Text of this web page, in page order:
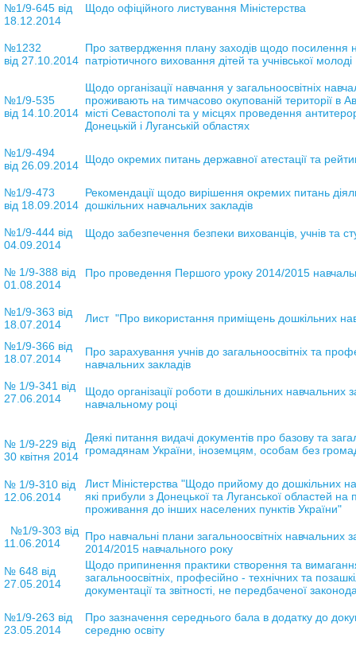
№1/9-645 від
18.12.2014
Щодо офіційного листування Міністерства
№1232
від 27.10.2014
Про затвердження плану заходів щодо посилення
патріотичного виховання дітей та учнівської молоді
№1/9-535
від 14.10.2014
Щодо організації навчання у загальноосвітніх
проживають на тимчасово окупованій території в
місті Севастополі та у місцях проведення
Донецькій і Луганській областях
№1/9-494
від 26.09.2014 Щодо окремих питань державної атестації та
№1/9-473
від 18.09.2014
Рекомендації щодо вирішення окремих питань
дошкільних навчальних закладів
№1/9-444 від
04.09.2014
Щодо забезпечення безпеки вихованців, учнів та
№ 1/9-388 від
01.08.2014
Про проведення Першого уроку 2014/2015
№1/9-363 від
18.07.2014
Лист "Про використання приміщень дошкільних
№1/9-366 від
18.07.2014
Про зарахування учнів до загальноосвітніх та
навчальних закладів
№ 1/9-341 від
27.06.2014
Щодо організації роботи в дошкільних навчальних
навчальному році
№ 1/9-229 від
30 квітня 2014
Деякі питання видачі документів про базову та
громадянам України, іноземцям, особам без
№ 1/9-310 від
12.06.2014
Лист Міністерства "Щодо прийому до дошкільних
які прибули з Донецької та Луганської областей на
проживання до інших населених пунктів України"
№1/9-303 від
11.06.2014
Про навчальні плани загальноосвітніх навчальних
2014/2015 навчального року
№ 648 від
27.05.2014
Щодо припинення практики створення та
загальноосвітніх, професійно - технічних та
документації та звітності, не передбаченої
№1/9-263 від
23.05.2014
Про зазначення середнього бала в додатку до
середню освіту